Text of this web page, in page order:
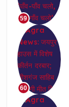
59
60